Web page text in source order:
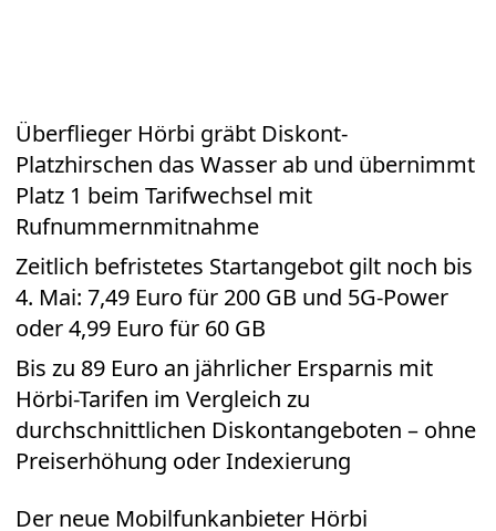
Überflieger Hörbi gräbt Diskont-
Platzhirschen das Wasser ab und übernimmt
Platz 1 beim Tarifwechsel mit
Rufnummernmitnahme
Zeitlich befristetes Startangebot gilt noch bis
4. Mai: 7,49 Euro für 200 GB und 5G-Power
oder 4,99 Euro für 60 GB
Bis zu 89 Euro an jährlicher Ersparnis mit
Hörbi-Tarifen im Vergleich zu
durchschnittlichen Diskontangeboten – ohne
Preiserhöhung oder Indexierung
Der neue Mobilfunkanbieter Hörbi